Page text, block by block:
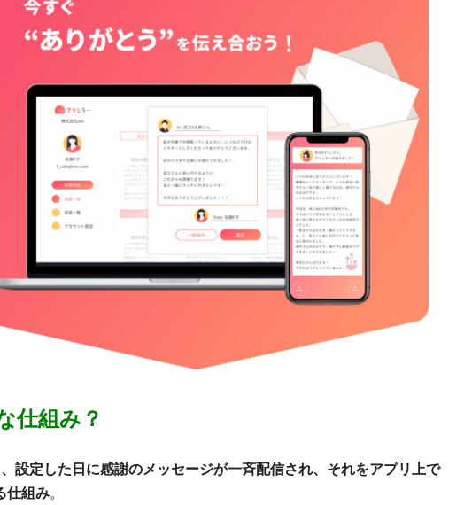
仕組み？
設定した日に感謝のメッセージが一斉配信され、それをアプリ上で
仕組み。